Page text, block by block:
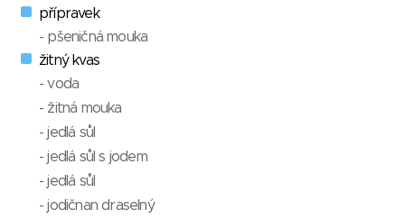
přípravek
- pšeničná mouka
žitný kvas
- voda
- žitná mouka
- jedlá sůl
- jedlá sůl s jodem
- jedlá sůl
- jodičnan draselný